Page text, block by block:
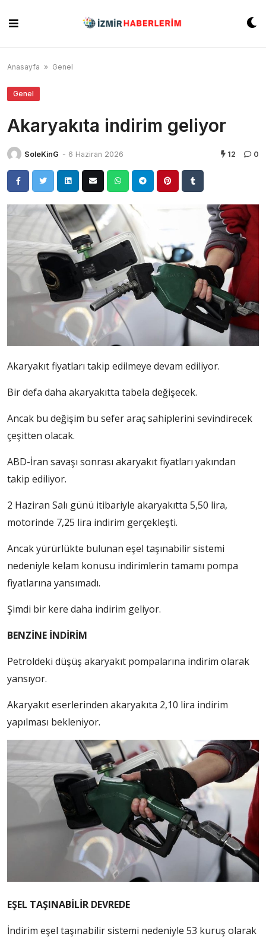
content
Anasayfa » Genel
Genel
Akaryakıta indirim geliyor
SoleKinG - 6 Haziran 2026 12 0
Akaryakıt fiyatları takip edilmeye devam ediliyor.
Bir defa daha akaryakıtta tabela değişecek.
Ancak bu değişim bu sefer araç sahiplerini sevindirecek
çeşitten olacak.
ABD-İran savaşı sonrası akaryakıt fiyatları yakından
takip ediliyor.
2 Haziran Salı günü itibariyle akaryakıtta 5,50 lira,
motorinde 7,25 lira indirim gerçekleşti.
Ancak yürürlükte bulunan eşel taşınabilir sistemi
nedeniyle kelam konusu indirimlerin tamamı pompa
fiyatlarına yansımadı.
Şimdi bir kere daha indirim geliyor.
BENZİNE İNDİRİM
Petroldeki düşüş akaryakıt pompalarına indirim olarak
yansıyor.
Akaryakıt eserlerinden akaryakıta 2,10 lira indirim
yapılması bekleniyor.
EŞEL TAŞINABİLİR DEVREDE
İndirim eşel taşınabilir sistemi nedeniyle 53 kuruş olarak